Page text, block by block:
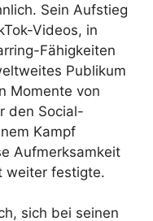
Sein Aufstieg
Videos, in
Fähigkeiten
Publikum
Momente von
den Social-
Kampf
Aufmerksamkeit
weiter festigte.
sich bei seinen